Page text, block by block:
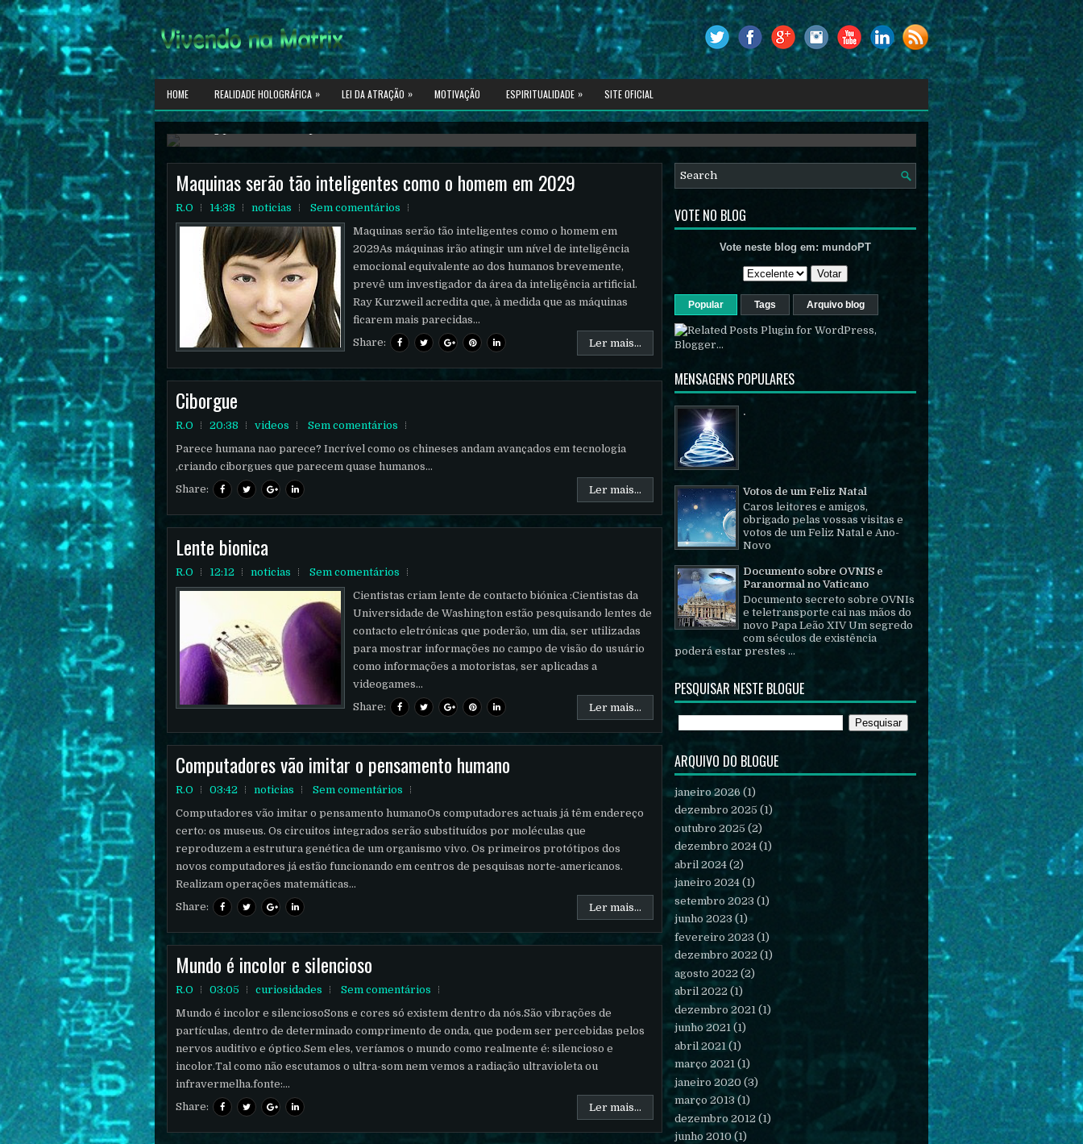
HOME REALIDADE HOLOGRÁFICA » LEI DA ATRAÇÃO » MOTIVAÇÃO ESPIRITUALIDADE » SITE OFICIAL
Reflexões sobre temas profundos, espiritualidade avançada.
Maquinas serão tão inteligentes como o homem em 2029
R.O 14:38 noticias
Sem comentários
Maquinas serão tão inteligentes como o homem em
2029As máquinas irão atingir um nível de inteligência
emocional equivalente ao dos humanos brevemente,
prevê um investigador da área da inteligência artificial.
Ray Kurzweil acredita que, à medida que as máquinas
ficarem mais parecidas...
Share:
Ler mais...
Ciborgue
R.O 20:38 videos
Sem comentários
Parece humana nao parece? Incrível como os chineses andam avançados em tecnologia
,criando ciborgues que parecem quase humanos...
Share:
Ler mais...
Lente bionica
R.O 12:12 noticias
Sem comentários
Cientistas criam lente de contacto biónica :Cientistas da
Universidade de Washington estão pesquisando lentes de
contacto eletrónicas que poderão, um dia, ser utilizadas
para mostrar informações no campo de visão do usuário
como informações a motoristas, ser aplicadas a
videogames...
Share:
Ler mais...
Computadores vão imitar o pensamento humano
R.O 03:42 noticias
Sem comentários
Computadores vão imitar o pensamento humanoOs computadores actuais já têm endereço
certo: os museus. Os circuitos integrados serão substituídos por moléculas que
reproduzem a estrutura genética de um organismo vivo. Os primeiros protótipos dos
novos computadores já estão funcionando em centros de pesquisas norte-americanos.
Realizam operações matemáticas...
Share:
Ler mais...
Mundo é incolor e silencioso
R.O 03:05 curiosidades
Sem comentários
Mundo é incolor e silenciosoSons e cores só existem dentro da nós.São vibrações de
partículas, dentro de determinado comprimento de onda, que podem ser percebidas pelos
nervos auditivo e óptico.Sem eles, veríamos o mundo como realmente é: silencioso e
incolor.Tal como não escutamos o ultra-som nem vemos a radiação ultravioleta ou
infravermelha.fonte:...
Share:
Ler mais...
VOTE NO BLOG
Vote neste blog em: mundoPT
Popular Tags Arquivo blog
MENSAGENS POPULARES
.
Votos de um Feliz Natal
Caros leitores e amigos,
obrigado pelas vossas visitas e
votos de um Feliz Natal e Ano-
Novo
Documento sobre OVNIS e
Paranormal no Vaticano
Documento secreto sobre OVNIs
e teletransporte cai nas mãos do
novo Papa Leão XIV Um segredo
com séculos de existência
poderá estar prestes ...
PESQUISAR NESTE BLOGUE
ARQUIVO DO BLOGUE
janeiro 2026 (1)
dezembro 2025 (1)
outubro 2025 (2)
dezembro 2024 (1)
abril 2024 (2)
janeiro 2024 (1)
setembro 2023 (1)
junho 2023 (1)
fevereiro 2023 (1)
dezembro 2022 (1)
agosto 2022 (2)
abril 2022 (1)
dezembro 2021 (1)
junho 2021 (1)
abril 2021 (1)
março 2021 (1)
janeiro 2020 (3)
março 2013 (1)
dezembro 2012 (1)
junho 2010 (1)